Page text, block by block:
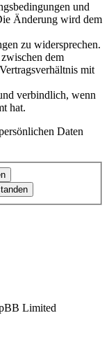
und
Änderung wird dem
zu widersprechen.
dem
mit
verbindlich, wenn
hat.
Daten
Limited